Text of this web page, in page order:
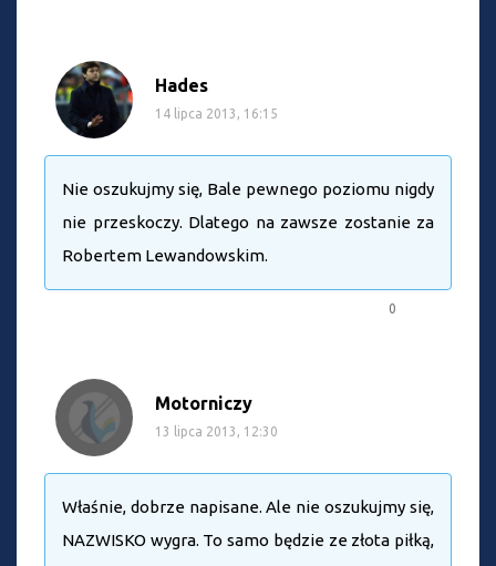
Hades
14 lipca 2013, 16:15
Nie oszukujmy się, Bale pewnego poziomu nigdy
nie przeskoczy. Dlatego na zawsze zostanie za
Robertem Lewandowskim.
0
Motorniczy
13 lipca 2013, 12:30
Właśnie, dobrze napisane. Ale nie oszukujmy się,
NAZWISKO wygra. To samo będzie ze złota piłką,